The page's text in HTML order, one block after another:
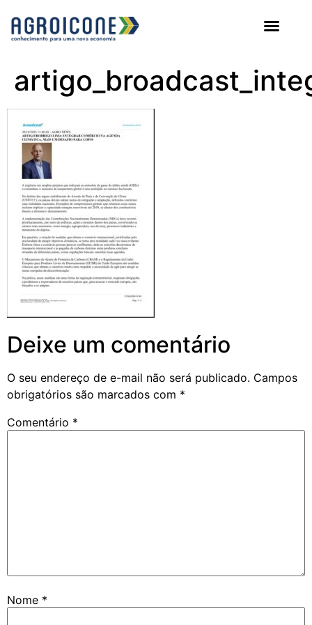
Deixe um comentário
O seu endereço de e-mail não será publicado. Campos
obrigatórios são marcados com *
Comentário *
Nome *